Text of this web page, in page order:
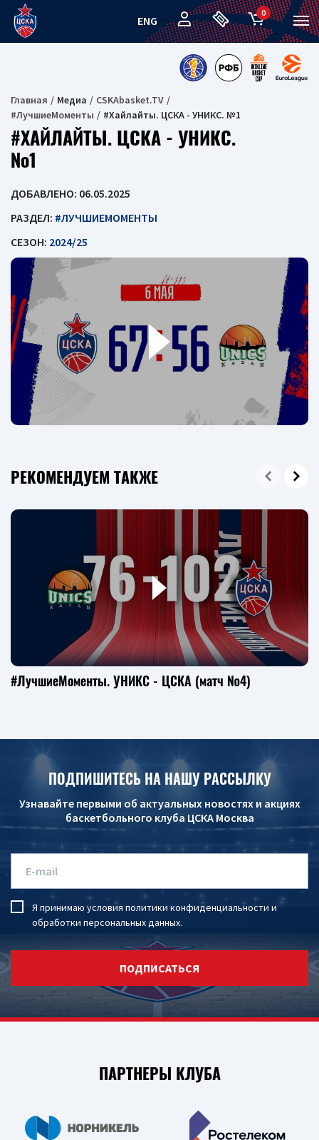
ENG
0
Главная Медиа
CSKAbasket.TV
#ЛучшиеМоменты
#Хайлайты. ЦСКА - УНИКС. №1
#ХАЙЛАЙТЫ. ЦСКА - УНИКС.
№1
ДОБАВЛЕНО: 06.05.2025
РАЗДЕЛ: #ЛУЧШИЕМОМЕНТЫ
СЕЗОН: 2024/25
РЕКОМЕНДУЕМ ТАКЖЕ
#ЛучшиеМоменты. УНИКС - ЦСКА (матч №4)
ПОДПИШИТЕСЬ НА НАШУ РАССЫЛКУ
Узнавайте первыми об актуальных новостях и акциях
баскетбольного клуба ЦСКА Москва
Я принимаю условия политики конфиденциальности и
обработки персональных данных.
ПОДПИСАТЬСЯ
ПАРТНЕРЫ КЛУБА